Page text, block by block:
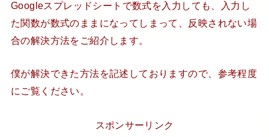
Googleスプレッドシートで数式を入力しても、入力し
た関数が数式のままになってしまって、反映されない場
合の解決方法をご紹介します。
僕が解決できた方法を記述しておりますので、参考程度
にご覧ください。
スポンサーリンク